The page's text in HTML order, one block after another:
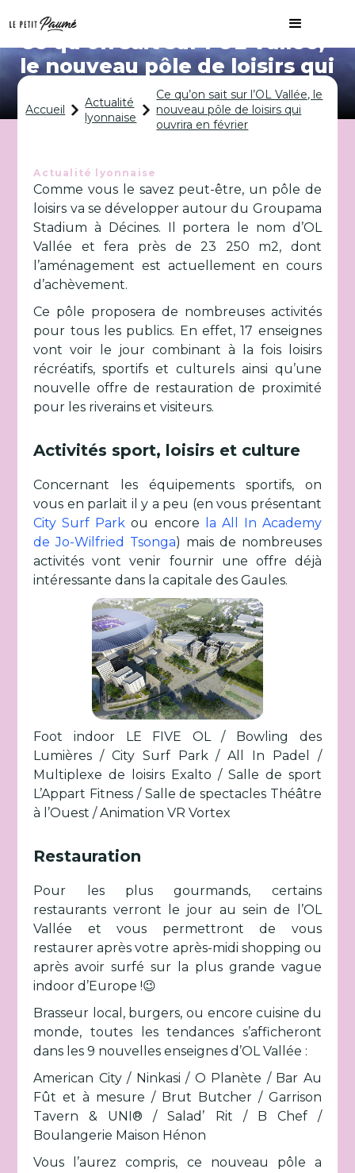
Ce qu’on sait sur l’OL Vallée,
le nouveau pôle de loisirs qui
ouvrira en février
Accueil
Actualité
lyonnaise
Ce qu’on sait sur l’OL Vallée, le
nouveau pôle de loisirs qui
ouvrira en février
Actualité lyonnaise
Comme vous le savez peut-être, un pôle de
loisirs va se développer autour du Groupama
Stadium à Décines. Il portera le nom d’OL
Vallée et fera près de 23 250 m2, dont
l’aménagement est actuellement en cours
d’achèvement.
Ce pôle proposera de nombreuses activités
pour tous les publics. En effet, 17 enseignes
vont voir le jour combinant à la fois loisirs
récréatifs, sportifs et culturels ainsi qu’une
nouvelle offre de restauration de proximité
pour les riverains et visiteurs.
Activités sport, loisirs et culture
Concernant les équipements sportifs, on
vous en parlait il y a peu (en vous présentant
City Surf Park ou encore la All In Academy
de Jo-Wilfried Tsonga) mais de nombreuses
activités vont venir fournir une offre déjà
intéressante dans la capitale des Gaules.
Foot indoor LE FIVE OL / Bowling des
Lumières / City Surf Park / All In Padel /
Multiplexe de loisirs Exalto / Salle de sport
L’Appart Fitness / Salle de spectacles Théâtre
à l’Ouest / Animation VR Vortex
Restauration
Pour les plus gourmands, certains
restaurants verront le jour au sein de l’OL
Vallée et vous permettront de vous
restaurer après votre après-midi shopping ou
après avoir surfé sur la plus grande vague
indoor d’Europe !😉
Brasseur local, burgers, ou encore cuisine du
monde, toutes les tendances s’afficheront
dans les 9 nouvelles enseignes d’OL Vallée :
American City / Ninkasi / O Planète / Bar Au
Fût et à mesure / Brut Butcher / Garrison
Tavern & UNI® / Salad’ Rit / B Chef /
Boulangerie Maison Hénon
Vous l’aurez compris, ce nouveau pôle a